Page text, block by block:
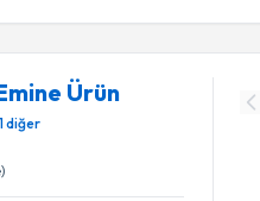
Ürün
1diğer